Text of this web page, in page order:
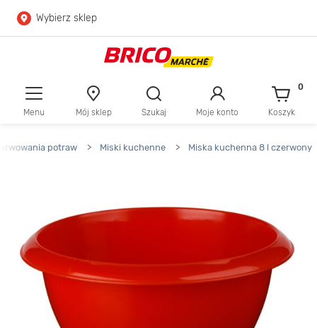
Przejdź do głównej zawartości
Wybierz sklep
Menu Mój sklep Szukaj Moje konto Koszyk
0
potraw > Miski kuchenne > Miska kuchenna 8 l czerwony